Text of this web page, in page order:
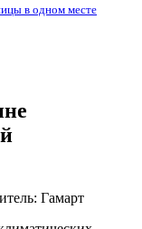
в одном месте
Гамарт